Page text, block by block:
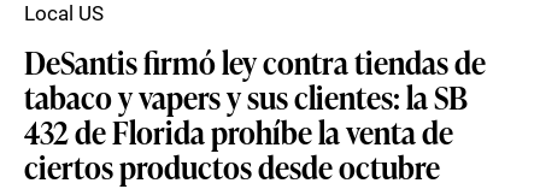
DeSantis firmó ley contra tiendas de
tabaco y vapers y sus clientes: la SB
432 de Florida prohíbe la venta de
ciertos productos desde octubre
Local US